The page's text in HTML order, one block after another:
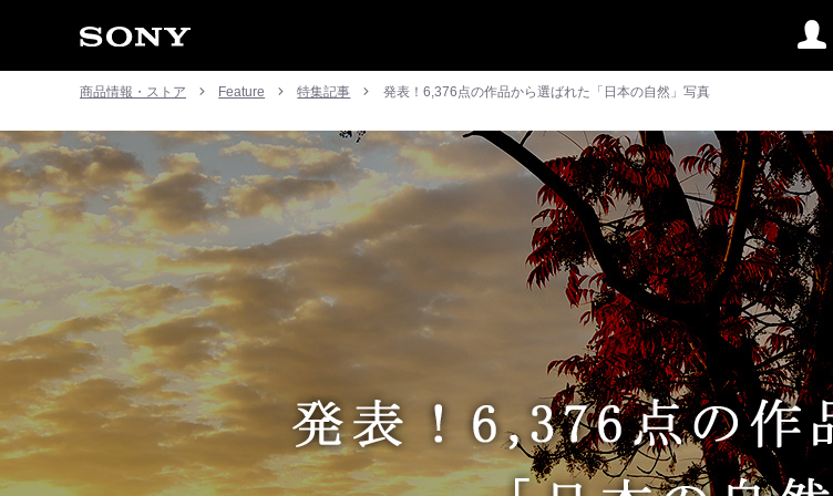
商品情報・ストア Feature 特集記事 発表！6,376点の作品から選ばれた「日本の自然」写真